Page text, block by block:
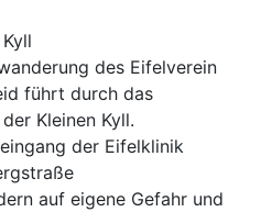
des Eifelverein
führt durch das
Kleinen Kyll.
der Eifelklinik
auf eigene Gefahr und